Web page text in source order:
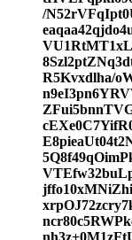
/
R5Kvxdlha/